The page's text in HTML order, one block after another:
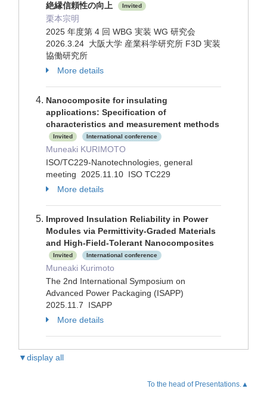
絶縁信頼性の向上
Invited
栗本宗明
2025 年度第 4 回 WBG 実装 WG 研究会
2026.3.24 大阪⼤学 産業科学研究所 F3D 実装
協働研究所
More details
Nanocomposite for insulating
applications: Specification of
characteristics and measurement methods
Invited International conference
Muneaki KURIMOTO
ISO/TC229-Nanotechnologies, general
meeting 2025.11.10 ISO TC229
More details
Improved Insulation Reliability in Power
Modules via Permittivity-Graded Materials
and High-Field-Tolerant Nanocomposites
Invited International conference
Muneaki Kurimoto
The 2nd International Symposium on
Advanced Power Packaging (ISAPP)
2025.11.7 ISAPP
More details
▼display all
To the head of Presentations.▲